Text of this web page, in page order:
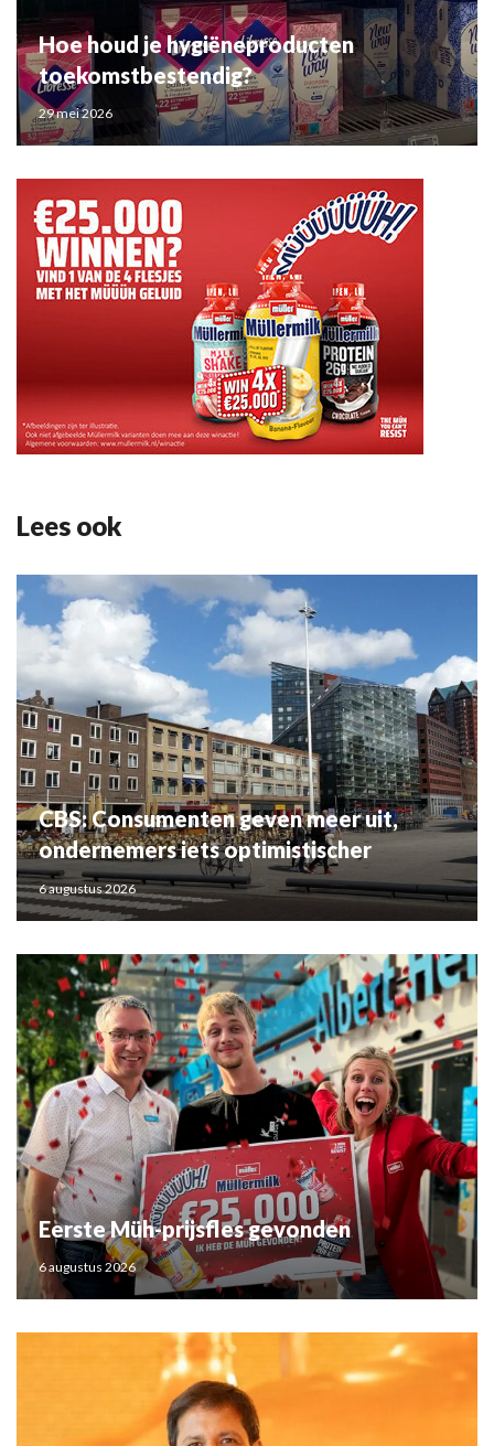
Hoe houd je hygiëneproducten
toekomstbestendig?
29 mei 2026
Lees ook
CBS: Consumenten geven meer uit,
ondernemers iets optimistischer
6 augustus 2026
Eerste Müh-prijsfles gevonden
6 augustus 2026